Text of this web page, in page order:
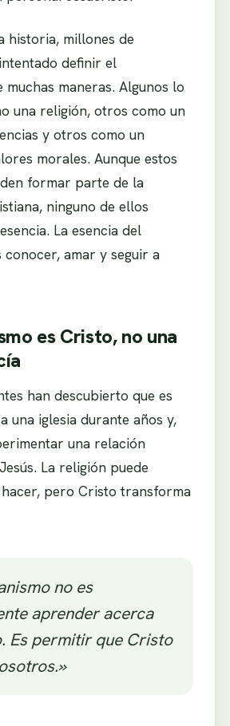
historia, millones de
definir el
muchas maneras. Algunos lo
una religión, otros como un
y otros como un
morales. Aunque estos
formar parte de la
ninguno de ellos
La esencia del
conocer, amar y seguir a
es Cristo, no una
han descubierto que es
una iglesia durante años y,
una relación
La religión puede
pero Cristo transforma
no es
aprender acerca
Es permitir que Cristo